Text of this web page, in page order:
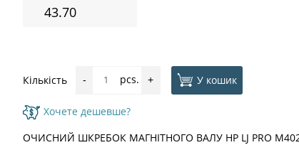
43.70
Кількість - pcs. + У кошик
Хочете дешевше?
ОЧИСНИЙ ШКРЕБОК МАГНІТНОГО ВАЛУ HP LJ PRO M402/